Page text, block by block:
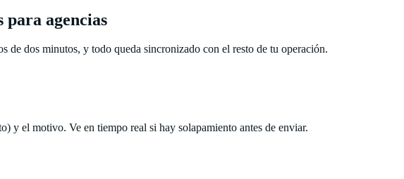
para agencias
de dos minutos, y todo queda sincronizado con el resto de tu operación.
y el motivo. Ve en tiempo real si hay solapamiento antes de enviar.